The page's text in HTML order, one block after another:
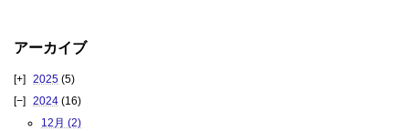
アーカイブ
2025 (5)
2024 (16)
12月 (2)